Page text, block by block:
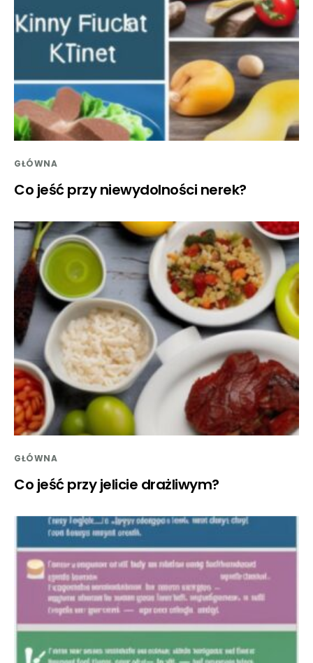
GŁÓWNA
Co jeść przy niewydolności nerek?
GŁÓWNA
Co jeść przy jelicie drażliwym?